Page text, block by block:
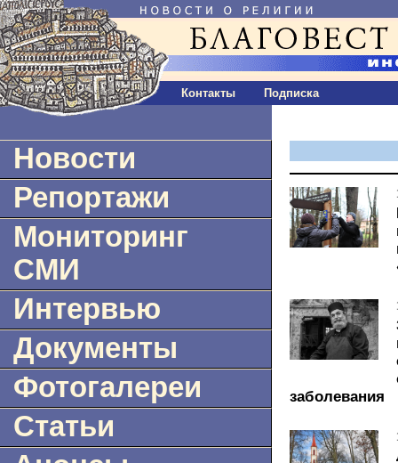
Контакты Подписка
Новости
Репортажи
Мониторинг
СМИ
Интервью
Документы
Фотогалереи
Статьи
заболевания